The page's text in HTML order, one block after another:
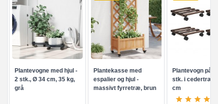
Plantevogne med hjul -
2 stk., Ø 34 cm, 35 kg,
grå
Plantekasse med
espalier og hjul -
massivt fyrretræ, brun
Plantevogn på
stk. i cedertræ,
cm